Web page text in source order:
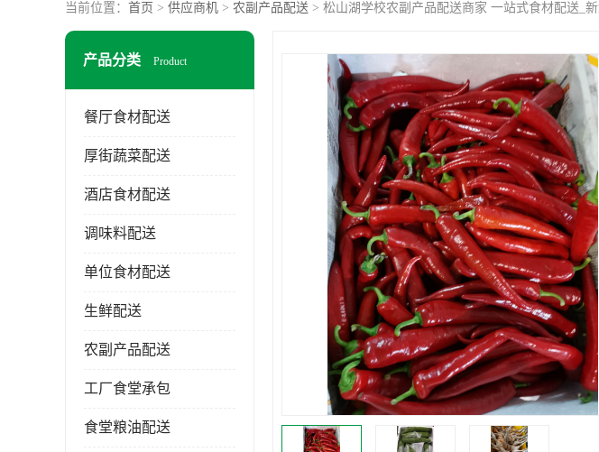
当前位置： 首页 > 供应商机 > 农副产品配送 > 松山湖学校农副产品配送商家 一站式食材配送_
产品分类 Product
餐厅食材配送
厚街蔬菜配送
酒店食材配送
调味料配送
单位食材配送
生鲜配送
农副产品配送
工厂食堂承包
食堂粮油配送